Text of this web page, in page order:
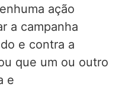
ação
a campanha
e contra a
que um ou outro
e